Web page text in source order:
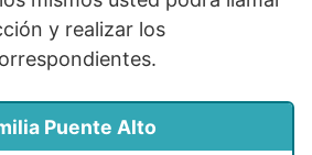
y realizar los
Puente Alto